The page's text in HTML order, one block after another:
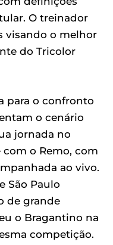
O treinador
visando o melhor
do Tricolor
para o confronto
o cenário
jornada no
o Remo, com
ao vivo.
São Paulo
de grande
o Bragantino na
competição.